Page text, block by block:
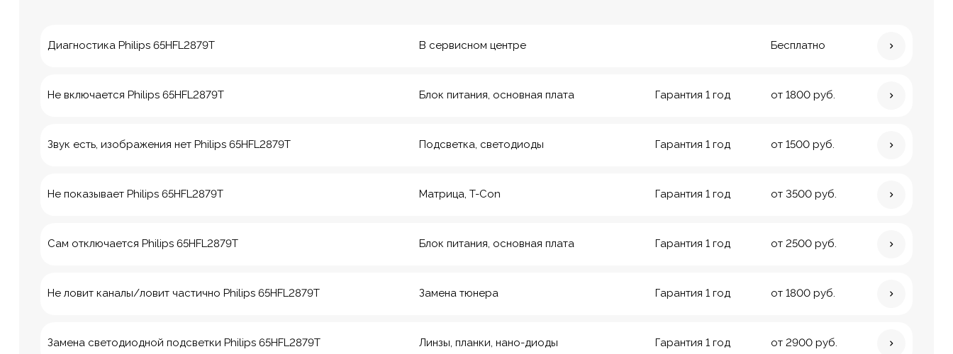
Диагностика Philips 65HFL2879T В сервисном центре Бесплатно
Не включается Philips 65HFL2879T Блок питания, основная плата Гарантия 1 год от 1800 руб.
Звук есть, изображения нет Philips 65HFL2879T Подсветка, светодиоды Гарантия 1 год от 1500 руб.
Не показывает Philips 65HFL2879T Матрица, T-Con Гарантия 1 год от 3500 руб.
Сам отключается Philips 65HFL2879T Блок питания, основная плата Гарантия 1 год от 2500 руб.
Не ловит каналы/ловит частично Philips 65HFL2879T Замена тюнера Гарантия 1 год от 1800 руб.
Замена светодиодной подсветки Philips 65HFL2879T Линзы, планки, нано-диоды Гарантия 1 год от 2900 руб.